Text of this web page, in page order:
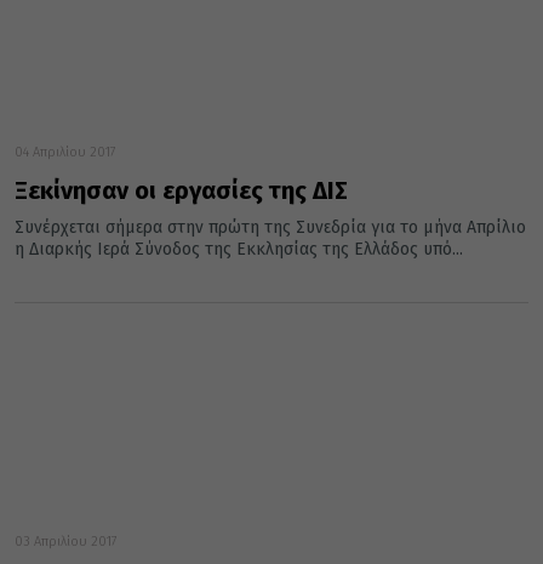
04 Απριλίου 2017
Ξεκίνησαν οι εργασίες της ΔΙΣ
Συνέρχεται σήμερα στην πρώτη της Συνεδρία για το μήνα Απρίλιο
η Διαρκής Ιερά Σύνοδος της Εκκλησίας της Ελλάδος υπό...
03 Απριλίου 2017